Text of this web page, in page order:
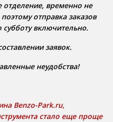
временно не
отправка заказов
субботу включительно.
заявок.
неудобства!
Benzo-Park.ru,
стало еще проще